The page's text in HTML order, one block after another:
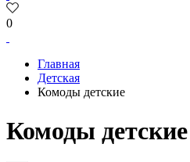
0
Главная
Детская
Комоды детские
Комоды детские